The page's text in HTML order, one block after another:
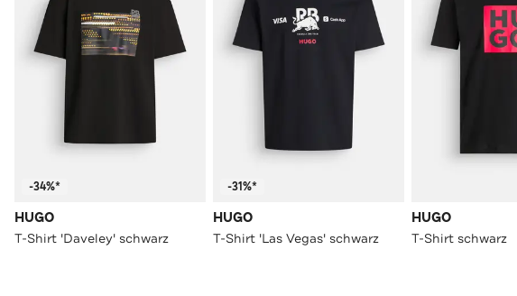
-34%*
HUGO
T-Shirt 'Daveley' schwarz
-31%*
HUGO
T-Shirt 'Las Vegas' schwarz
HUGO
T-Shirt schwarz